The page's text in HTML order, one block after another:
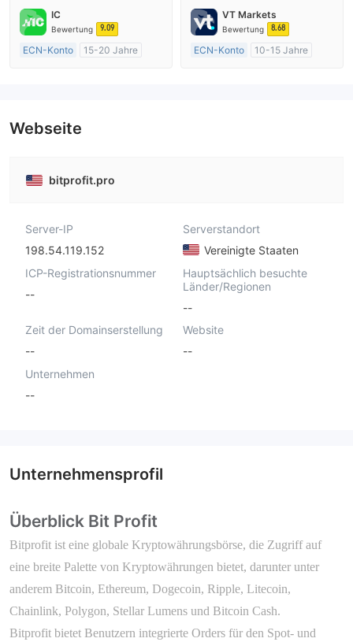
Market Making (MM)
MT4-Volllizenz
Market Making (MM)
MT4-Volllizenz
IC
Bewertung 9.09
ECN-Konto
15-20 Jahre
VT Markets
Bewertung 8.68
ECN-Konto
10-15 Jahre
Webseite
bitprofit.pro
Server-IP
198.54.119.152
Serverstandort
Vereinigte Staaten
ICP-Registrationsnummer
--
Hauptsächlich besuchte
Länder/Regionen
--
Zeit der Domainserstellung
--
Website
--
Unternehmen
--
Unternehmensprofil
Überblick Bit Profit
Bitprofit ist eine globale Kryptowährungsbörse, die Zugriff auf
eine breite Palette von Kryptowährungen bietet, darunter unter
anderem Bitcoin, Ethereum, Dogecoin, Ripple, Litecoin,
Chainlink, Polygon, Stellar Lumens und Bitcoin Cash.
Bitprofit bietet Benutzern integrierte Orders für den Spot- und